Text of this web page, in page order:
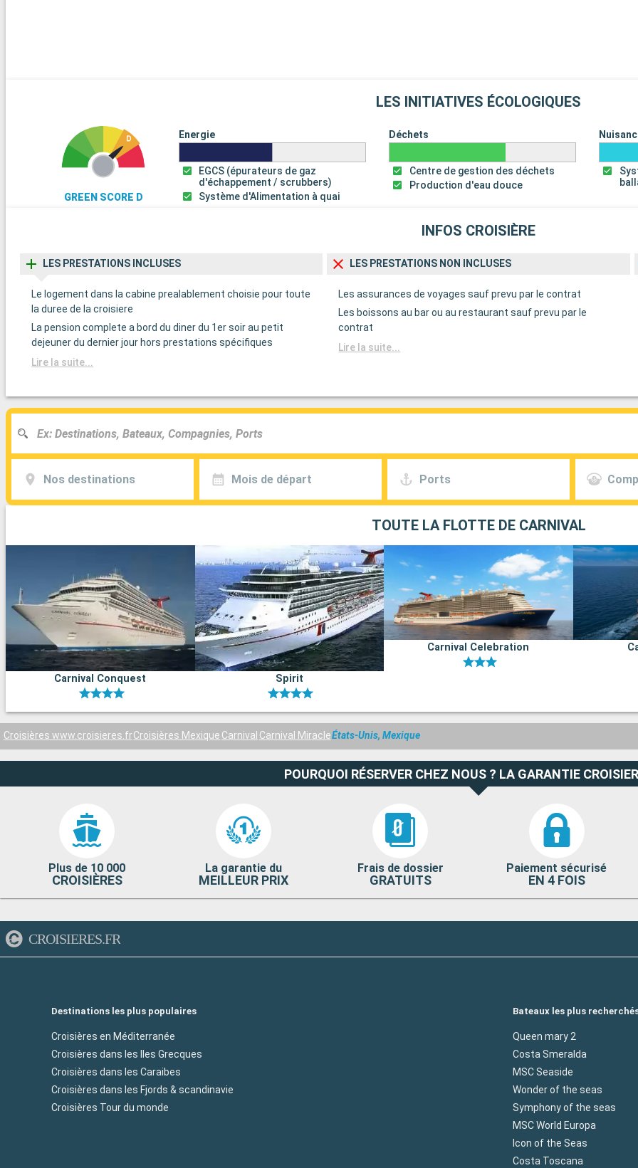
LES INITIATIVES ÉCOLOGIQUES
GREEN SCORE D
Energie
EGCS (épurateurs de gaz
d'échappement / scrubbers)
Système d'Alimentation à quai
Déchets
Centre de gestion des déchets
Production d'eau douce
INFOS CROISIÈRE
LES PRESTATIONS INCLUSES
Le logement dans la cabine prealablement choisie pour toute
la duree de la croisiere
La pension complete a bord du diner du 1er soir au petit
dejeuner du dernier jour hors prestations spécifiques
Lire la suite...
LES PRESTATIONS NON INCLUSES
Les assurances de voyages sauf prevu par le contrat
Les boissons au bar ou au restaurant sauf prevu par le
contrat
Lire la suite...
Nos destinations Mois de départ Ports
TOUTE LA FLOTTE DE CARNIVAL
Carnival Conquest Spirit
Carnival Celebration
Croisières www.croisieres.frCroisières Mexique Carnival Carnival MiracleÉtats-Unis, Mexique
POURQUOI RÉSERVER CHEZ NOUS ? LA GARANTIE
Plus de 10 000
CROISIÈRES
La garantie du
MEILLEUR PRIX
Frais de dossier
GRATUITS
Paiement sécurisé
EN 4 FOIS
CROISIERES.FR
Destinations les plus populaires
Croisières en Méditerranée
Croisières dans les Iles Grecques
Croisières dans les Caraibes
Croisières dans les Fjords & scandinavie
Croisières Tour du monde
Bateaux les plus
Queen mary 2
Costa Smeralda
MSC Seaside
Wonder of the seas
Symphony of the seas
MSC World Europa
Icon of the Seas
Costa Toscana